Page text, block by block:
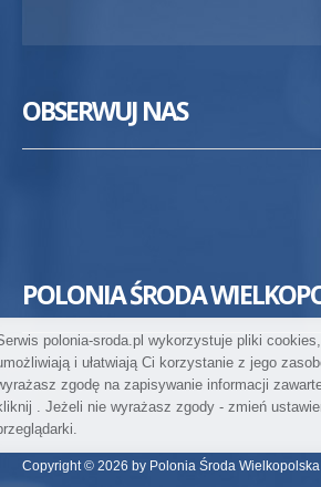
OBSERWUJ NAS
POLONIA ŚRODA
Copyright © 2026 by Polonia Środa Wielkopolska
polonia-sroda.pl wykorzystuje pliki
i ułatwiają Ci korzystanie z jego
zgodę na zapisywanie informacji
. Jeżeli nie wyrażasz zgody - zmień